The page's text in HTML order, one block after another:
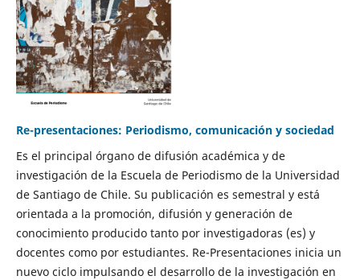
Re-presentaciones: Periodismo, comunicación y sociedad
Es el principal órgano de difusión académica y de
investigación de la Escuela de Periodismo de la Universidad
de Santiago de Chile. Su publicación es semestral y está
orientada a la promoción, difusión y generación de
conocimiento producido tanto por investigadoras (es) y
docentes como por estudiantes. Re-Presentaciones inicia un
nuevo ciclo impulsando el desarrollo de la investigación en